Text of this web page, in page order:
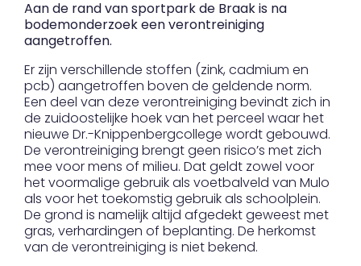
Aan de rand van sportpark de Braak is na
bodemonderzoek een verontreiniging
aangetroffen.
Er zijn verschillende stoffen (zink, cadmium en
pcb) aangetroffen boven de geldende norm.
Een deel van deze verontreiniging bevindt zich in
de zuidoostelijke hoek van het perceel waar het
nieuwe Dr.-Knippenbergcollege wordt gebouwd.
De verontreiniging brengt geen risico’s met zich
mee voor mens of milieu. Dat geldt zowel voor
het voormalige gebruik als voetbalveld van Mulo
als voor het toekomstig gebruik als schoolplein.
De grond is namelijk altijd afgedekt geweest met
gras, verhardingen of beplanting. De herkomst
van de verontreiniging is niet bekend.